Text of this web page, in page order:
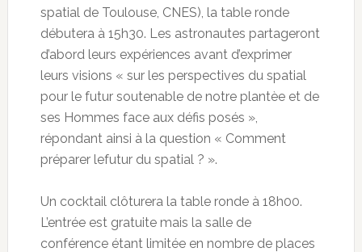
spatial de Toulouse, CNES), la table ronde
débutera à 15h30. Les astronautes partageront
d’abord leurs expériences avant d’exprimer
leurs visions « sur les perspectives du spatial
pour le futur soutenable de notre plantèe et de
ses Hommes face aux défis posés »,
répondant ainsi à la question « Comment
préparer lefutur du spatial ? ».
Un cocktail clôturera la table ronde à 18h00.
L’entrée est gratuite mais la salle de
conférence étant limitée en nombre de places